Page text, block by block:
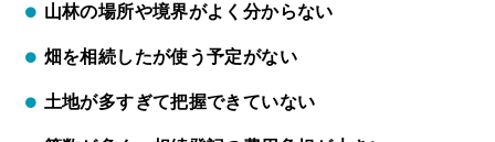
山林の場所や境界がよく分からない
畑を相続したが使う予定がない
土地が多すぎて把握できていない